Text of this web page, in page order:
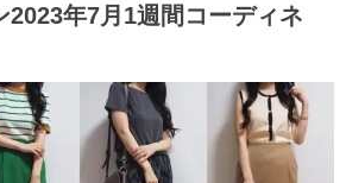
2023年7月1週間コーディネ